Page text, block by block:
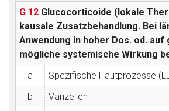
G 12 Glucocorticoide (lokale
kausale Zusatzbehandlung. Bei
Anwendung in hoher Dos. od. auf
mögliche systemische Wirkung
a
Spezifische Hautprozesse
b
Varizellen